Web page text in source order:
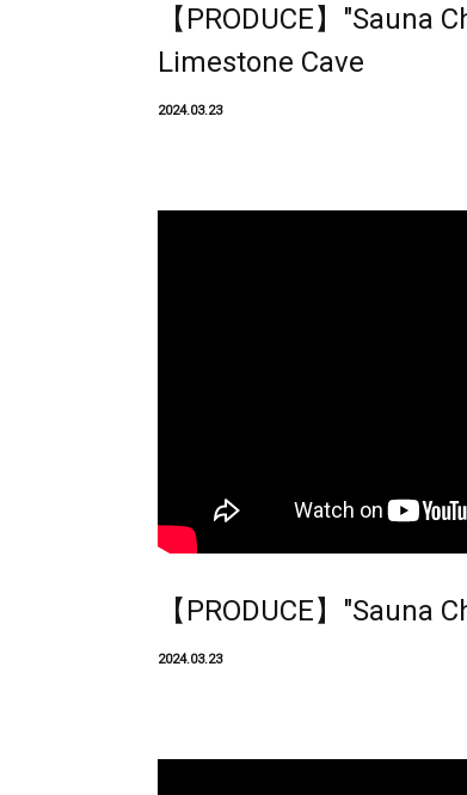
【PRODUCE】"Sauna
Limestone Cave
2024.03.23
【PRODUCE】"Sauna
2024.03.23